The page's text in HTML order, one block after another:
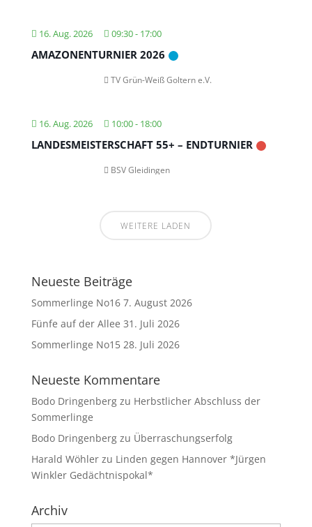
16. Aug. 2026 09:30- 17:00
AMAZONENTURNIER 2026
TV Grün-Weiß Goltern e.V.
16. Aug. 2026 10:00- 18:00
LANDESMEISTERSCHAFT 55+ – ENDTURNIER
BSV Gleidingen
WEITERE LADEN
Neueste Beiträge
Sommerlinge No16 7. August 2026
Fünfe auf der Allee 31. Juli 2026
Sommerlinge No15 28. Juli 2026
Neueste Kommentare
Bodo Dringenbergzu Herbstlicher Abschluss der
Sommerlinge
Bodo Dringenbergzu Überraschungserfolg
Harald Wöhlerzu Linden gegen Hannover *Jürgen
Winkler Gedächtnispokal*
Archiv